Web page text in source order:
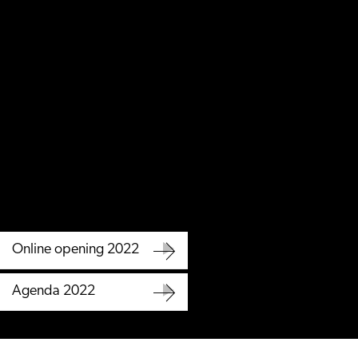
Online opening 2022
Agenda 2022